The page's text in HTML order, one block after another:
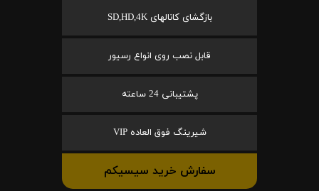
بازگشای کانالهای SD,HD,4K
قابل نصب روی انواع رسیور
پشتیبانی 24 ساعته
شیرینگ فوق العاده VIP
سفارش خرید سیسیکم